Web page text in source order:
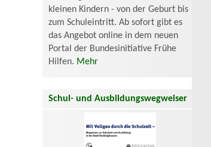
kleinen Kindern - von der Geburt bis
zum Schuleintritt. Ab sofort gibt es
das Angebot online in dem neuen
Portal der Bundesinitiative Frühe
Hilfen. Mehr
Schul- und Ausbildungswegweiser